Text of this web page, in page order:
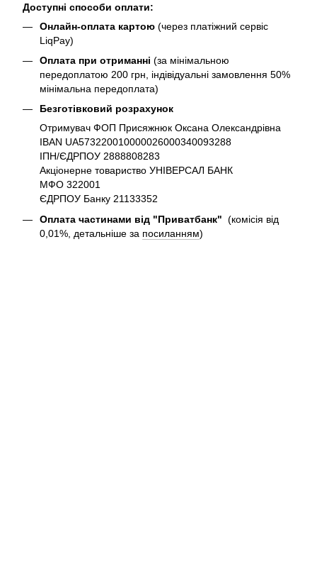
Доступні способи оплати:
Онлайн-оплата картою (через платіжний сервіс
LiqPay)
Оплата при отриманні (за мінімальною
передоплатою 200 грн, індівідуальні замовлення 50%
мінімальна передоплата)
Безготівковий розрахунок
Отримувач ФОП Присяжнюк Оксана Олександрівна
IBAN UA573220010000026000340093288
ІПН/ЄДРПОУ 2888808283
Акціонерне товариство УНІВЕРСАЛ БАНК
МФО 322001
ЄДРПОУ Банку 21133352
Оплата частинами від "Приватбанк" (комісія від
0,01%, детальніше за посиланням)